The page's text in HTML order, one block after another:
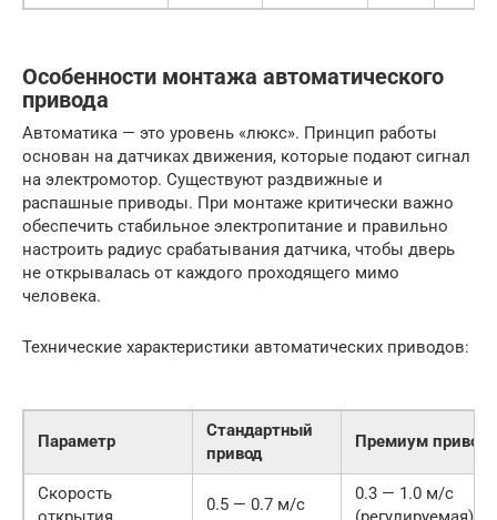
Особенности монтажа автоматического
привода
Автоматика — это уровень «люкс». Принцип работы
основан на датчиках движения, которые подают сигнал
на электромотор. Существуют раздвижные и
распашные приводы. При монтаже критически важно
обеспечить стабильное электропитание и правильно
настроить радиус срабатывания датчика, чтобы дверь
не открывалась от каждого проходящего мимо
человека.
Технические характеристики автоматических приводов:
Параметр
Стандартный
привод
Премиум привод
Скорость
0.5 — 0.7 м/с
0.3 — 1.0 м/с